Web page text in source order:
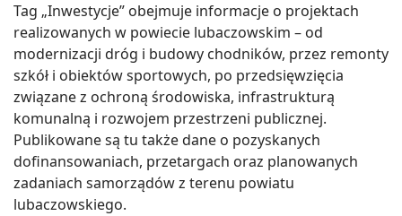
Tag „Inwestycje” obejmuje informacje o projektach
realizowanych w powiecie lubaczowskim – od
modernizacji dróg i budowy chodników, przez remonty
szkół i obiektów sportowych, po przedsięwzięcia
związane z ochroną środowiska, infrastrukturą
komunalną i rozwojem przestrzeni publicznej.
Publikowane są tu także dane o pozyskanych
dofinansowaniach, przetargach oraz planowanych
zadaniach samorządów z terenu powiatu
lubaczowskiego.